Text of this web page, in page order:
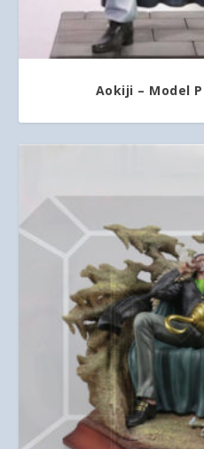
Aokiji – Model